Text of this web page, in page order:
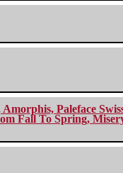
Paleface
Fall To Spring,